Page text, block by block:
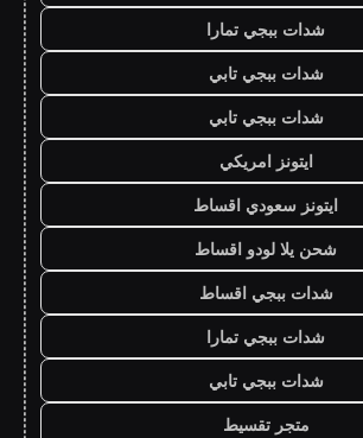
شدات ببجي تمارا
شدات ببجي تابي
شدات ببجي تابي
ايتونز امريكي
ايتونز سعودي اقساط
شحن يلا لودو اقساط
شدات ببجي اقساط
شدات ببجي تمارا
شدات ببجي تابي
متجر تقسيط